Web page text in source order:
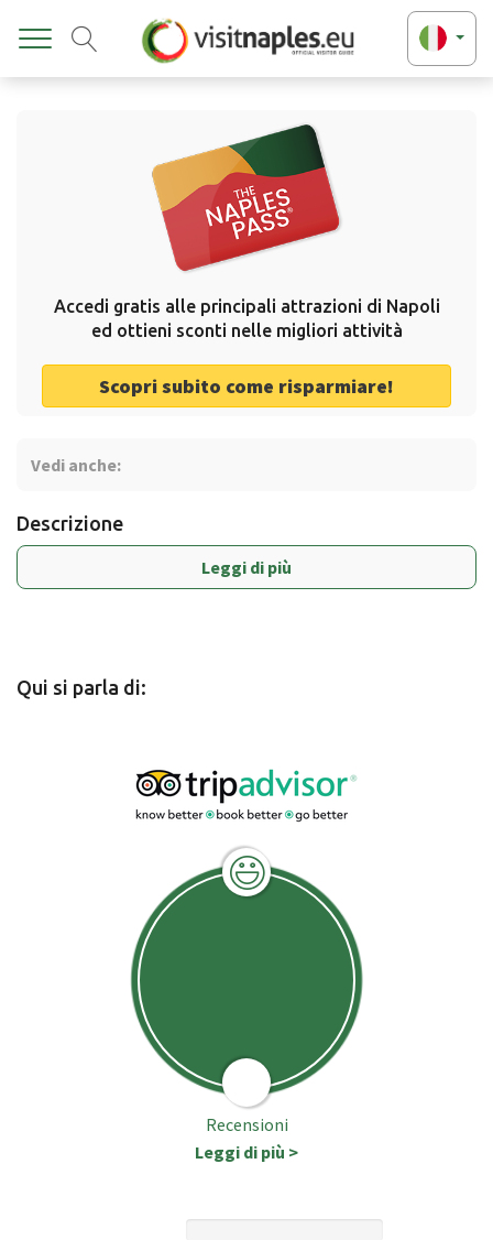
Accedi gratis alle principali attrazioni di Napoli
ed ottieni sconti nelle migliori attività
Scopri subito come risparmiare!
Vedi anche:
Descrizione
Leggi di più
Qui si parla di:
Recensioni
Leggi di più >